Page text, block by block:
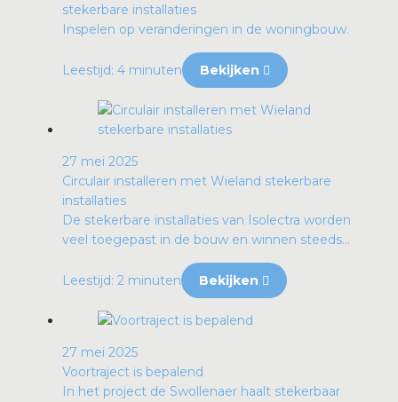
stekerbare installaties
Inspelen op veranderingen in de woningbouw.
Leestijd: 4 minuten Bekijken
27 mei 2025
Circulair installeren met Wieland stekerbare
installaties
De stekerbare installaties van Isolectra worden
veel toegepast in de bouw en winnen steeds...
Leestijd: 2 minuten Bekijken
27 mei 2025
Voortraject is bepalend
In het project de Swollenaer haalt stekerbaar